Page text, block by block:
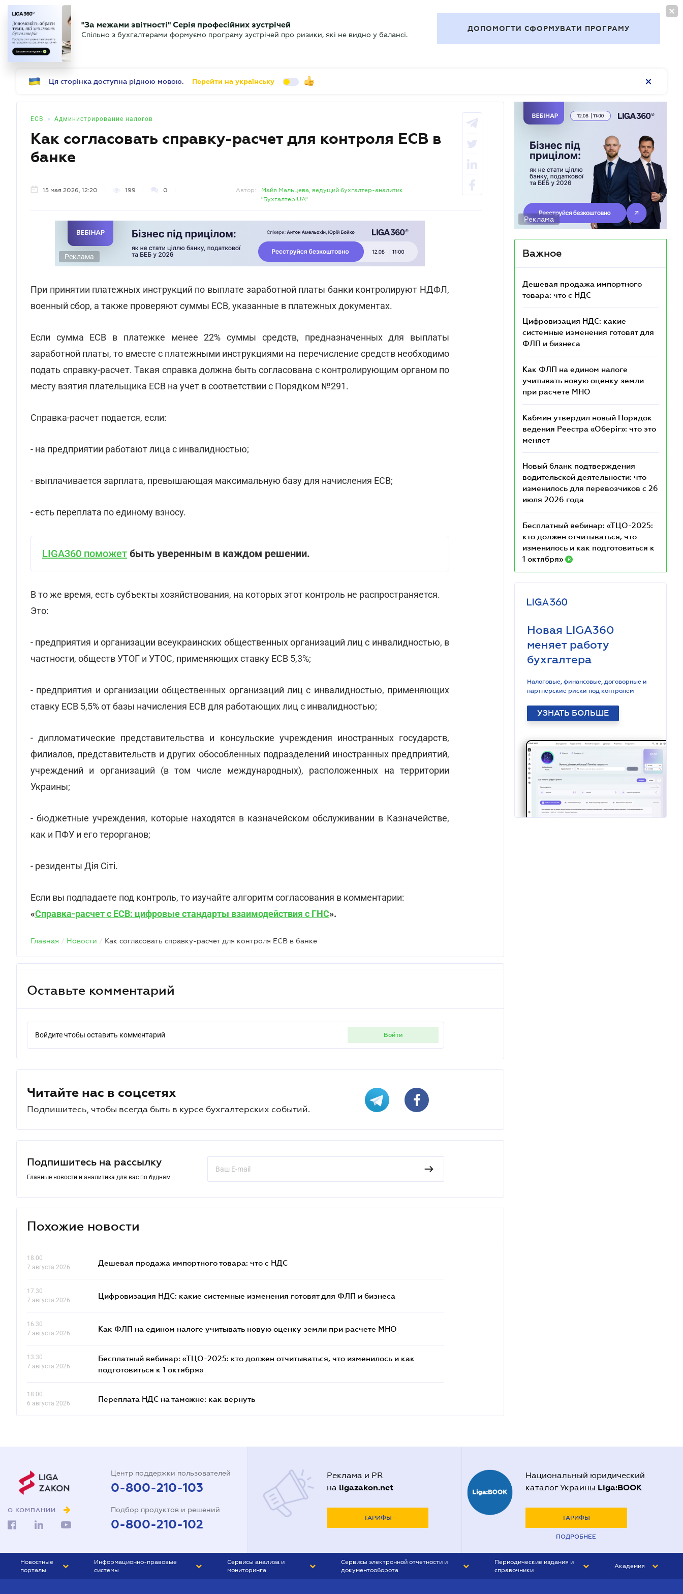
БУХГАЛТЕР Новости Аналитика Календарь Актуально
"За межами звітності" Серія професійних зустрічей
Спільно з бухгалтерами формуємо програму зустрічей про ризики, які не видно у балансі.
ДОПОМОГТИ СФОРМУВАТИ ПРОГРАМУ
Ця сторінка доступна рідною мовою. Перейти на українську
ЕСВ • Администрирование налогов
Как согласовать справку-расчет для контроля ЕСВ в
банке
15 мая 2026, 12:20 199 0 Автор:
Майя Мальцева, ведущий бухгалтер-аналитик
"Бухгалтер.UA"
Реклама
При принятии платежных инструкций по выплате заработной платы банки контролируют НДФЛ,
военный сбор, а также проверяют суммы ЕСВ, указанные в платежных документах.
Если сумма ЕСВ в платежке менее 22% суммы средств, предназначенных для выплаты
заработной платы, то вместе с платежными инструкциями на перечисление средств необходимо
подать справку-расчет. Такая справка должна быть согласована с контролирующим органом по
месту взятия плательщика ЕСВ на учет в соответствии с Порядком №291.
Справка-расчет подается, если:
- на предприятии работают лица с инвалидностью;
- выплачивается зарплата, превышающая максимальную базу для начисления ЕСВ;
- есть переплата по единому взносу.
LIGA360 поможет быть уверенным в каждом решении.
В то же время, есть субъекты хозяйствования, на которых этот контроль не распространяется.
Это:
- предприятия и организации всеукраинских общественных организаций лиц с инвалидностью, в
частности, обществ УТОГ и УТОС, применяющих ставку ЕСВ 5,3%;
- предприятия и организации общественных организаций лиц с инвалидностью, применяющих
ставку ЕСВ 5,5% от базы начисления ЕСВ для работающих лиц с инвалидностью;
- дипломатические представительства и консульские учреждения иностранных государств,
филиалов, представительств и других обособленных подразделений иностранных предприятий,
учреждений и организаций (в том числе международных), расположенных на территории
Украины;
- бюджетные учреждения, которые находятся в казначейском обслуживании в Казначействе,
как и ПФУ и его терорганов;
- резиденты Дія Сіті.
Если вы подпадаете под контроль, то изучайте алгоритм согласования в комментарии:
«Справка-расчет с ЕСВ: цифровые стандарты взаимодействия с ГНС».
Главная / Новости / Как согласовать справку-расчет для контроля ЕСВ в банке
Оставьте комментарий
Войдите чтобы оставить комментарий войти
Читайте нас в соцсетях
Подпишитесь, чтобы всегда быть в курсе бухгалтерских событий.
Подпишитесь на рассылку
Главные новости и аналитика для вас по будням
Похожие новости
18.00
7 августа 2026
Дешевая продажа импортного товара: что c НДС
17.30
7 августа 2026
Цифровизация НДС: какие системные изменения готовят для ФЛП и бизнеса
16.30
7 августа 2026
Как ФЛП на едином налоге учитывать новую оценку земли при расчете МНО
13.30
7 августа 2026
Бесплатный вебинар: «ТЦО-2025: кто должен отчитываться, что изменилось и как
подготовиться к 1 октября»
18.00
6 августа 2026
Переплата НДС на таможне: как вернуть
Реклама
Важное
Дешевая продажа импортного
товара: что c НДС
Цифровизация НДС: какие
системные изменения готовят для
ФЛП и бизнеса
Как ФЛП на едином налоге
учитывать новую оценку земли
при расчете МНО
Кабмин утвердил новый Порядок
ведения Реестра «Оберіг»: что это
меняет
Новый бланк подтверждения
водительской деятельности: что
изменилось для перевозчиков с 26
июля 2026 года
Бесплатный вебинар: «ТЦО-2025:
кто должен отчитываться, что
изменилось и как подготовиться к
1 октября»
R
Новая LIGA360
меняет работу
бухгалтера
Налоговые, финансовые, договорные и
партнерские риски под контролем
УЗНАТЬ БОЛЬШЕ
О КОМПАНИИ
Центр поддержки пользователей
0-800-210-103
Подбор продуктов и решений
0-800-210-102
Реклама и PR
на ligazakon.net
ТАРИФЫ
Национальный юридический
каталог Украины Liga:BOOK
ТАРИФЫ
ПОДРОБНЕЕ
Новостные
порталы
Информационно-правовые
системы
Сервисы анализа и
мониторинга
Сервисы электронной отчетности и
документооборота
Периодические издания и
справочники
Академия